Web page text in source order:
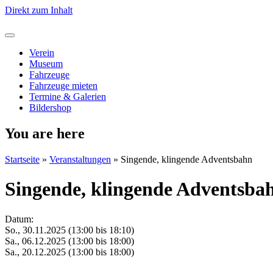
Direkt zum Inhalt
Verein
Museum
Fahrzeuge
Fahrzeuge mieten
Termine & Galerien
Bildershop
You are here
Startseite » Veranstaltungen » Singende, klingende Adventsbahn
Singende, klingende
Datum:
So., 30.11.2025 (13:00 bis 18:10)
Sa., 06.12.2025 (13:00 bis 18:00)
Sa., 20.12.2025 (13:00 bis 18:00)